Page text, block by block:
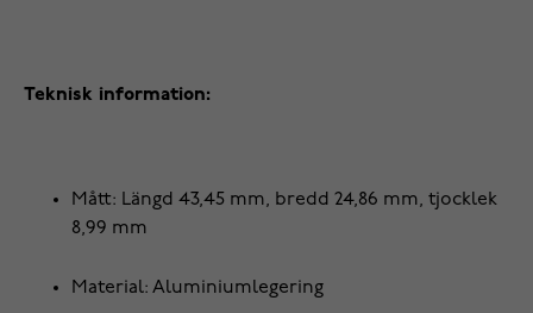
Teknisk information:
Mått: Längd 43,45 mm, bredd 24,86 mm, tjocklek
8,99 mm
Material: Aluminiumlegering